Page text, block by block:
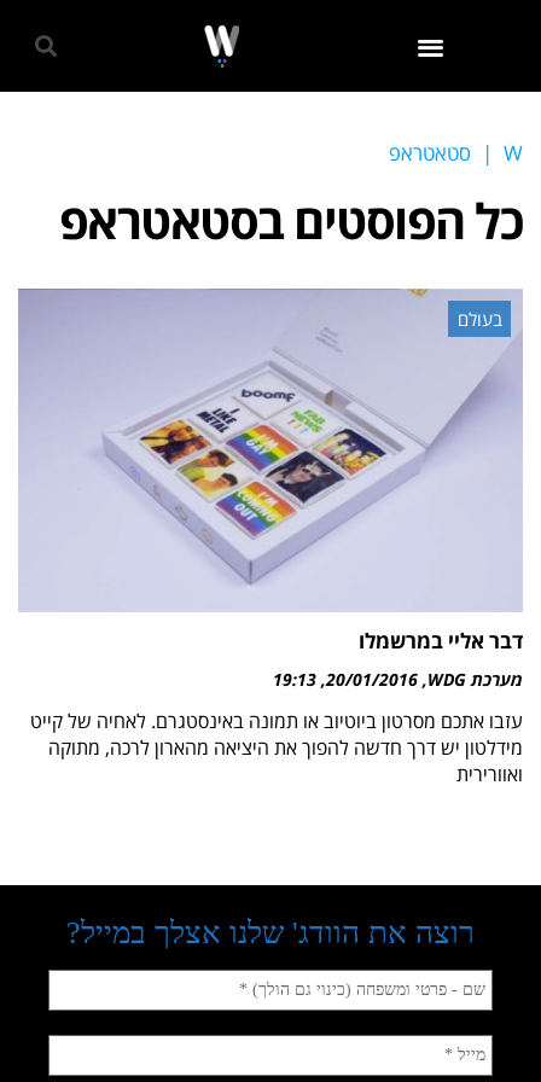
W
| סטאטראפ
כל הפוסטים בסטאטראפ
בעולם
דבר אליי במרשמלו
מערכת WDG 20/01/2016
19:13
עזבו אתכם מסרטון ביוטיוב או תמונה באינסטגרם. לאחיה של קייט
מידלטון יש דרך חדשה להפוך את היציאה מהארון לרכה, מתוקה
ואוורירית